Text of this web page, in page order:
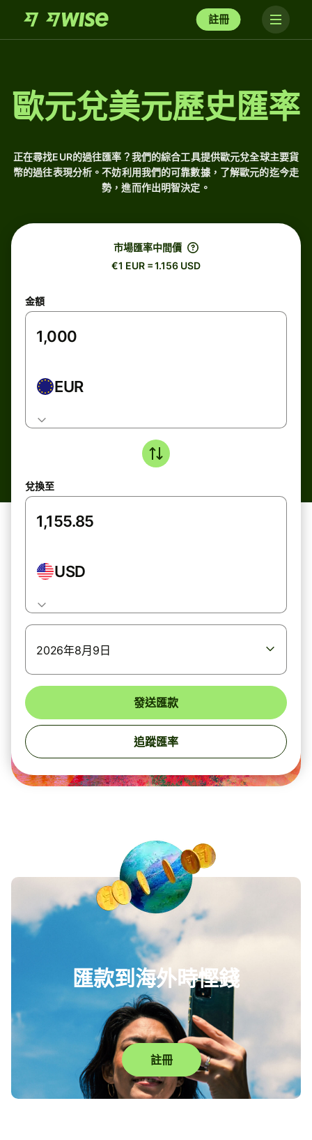
註冊
歐元兌美元歷史匯率
正在尋找EUR的過往匯率？我們的綜合工具提供歐元兌全球主要貨
幣的過往表現分析。不妨利用我們的可靠數據，了解歐元的迄今走
勢，進而作出明智決定。
市場匯率中間價
€1 EUR = 1.156 USD
金額
EUR
兌換至
USD
2026年8月9日
發送匯款
追蹤匯率
匯款到海外時慳錢
註冊